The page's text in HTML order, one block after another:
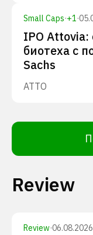
Small Caps·+1·
IPO
биотеха с
Sachs
ATTO
Review
Review·